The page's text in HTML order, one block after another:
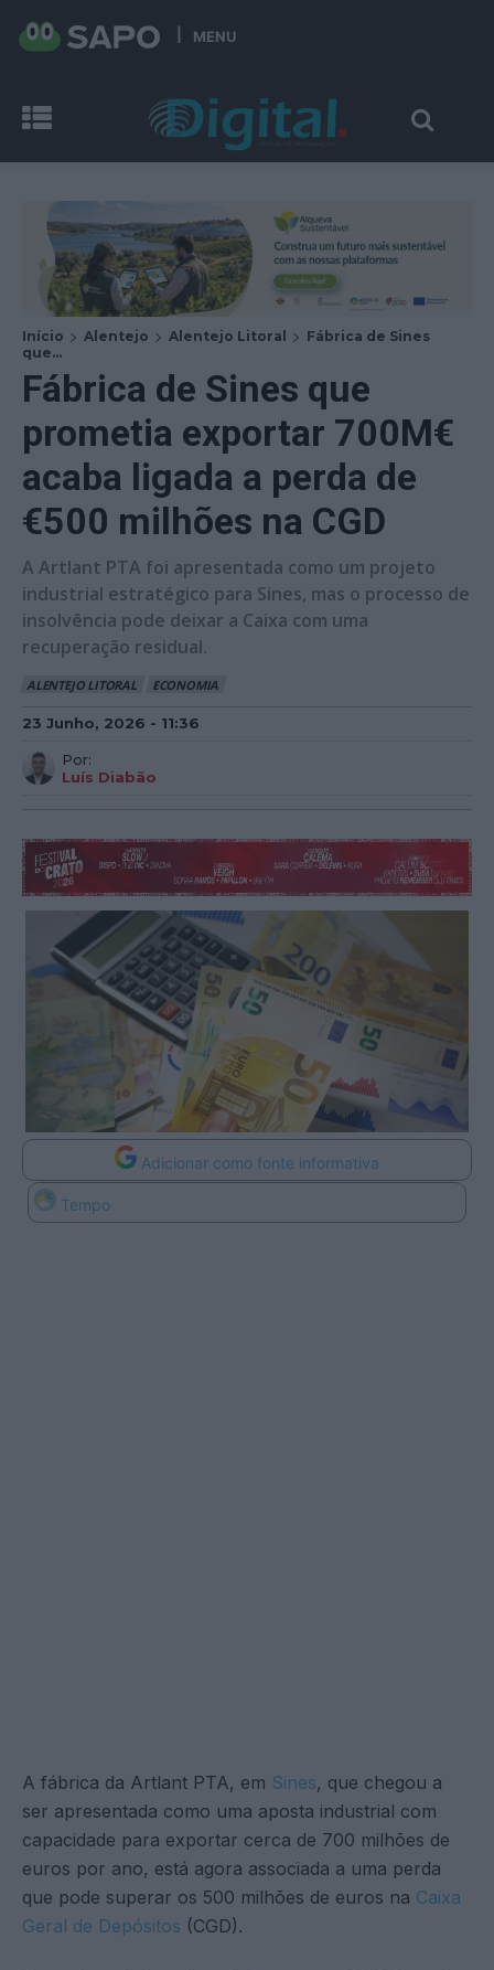
MENU
Início Alentejo Alentejo Litoral
Fábrica de Sines
que...
Fábrica de Sines que
prometia exportar 700M€
acaba ligada a perda de
€500 milhões na CGD
A Artlant PTA foi apresentada como um projeto
industrial estratégico para Sines, mas o processo de
insolvência pode deixar a Caixa com uma
recuperação residual.
ALENTEJO LITORAL ECONOMIA
23 Junho, 2026 - 11:36
Por:
Luís Diabão
Adicionar como fonte informativa
Tempo
A fábrica da Artlant PTA, em Sines, que chegou a
ser apresentada como uma aposta industrial com
capacidade para exportar cerca de 700 milhões de
euros por ano, está agora associada a uma perda
que pode superar os 500 milhões de euros na Caixa
Geral de Depósitos (CGD).